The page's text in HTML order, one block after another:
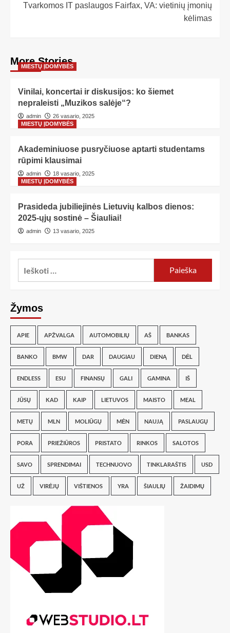
Tvarkomos IT paslaugos Fairfax, VA: vietinių įmonių
kėlimas
More Stories
MIESTŲ ĮDOMYBĖS
Vinilai, koncertai ir diskusijos: ko šiemet
nepraleisti „Muzikos salėje“?
admin
26 vasario, 2025
MIESTŲ ĮDOMYBĖS
Akademiniuose pusryčiuose aptarti studentams
rūpimi klausimai
admin
18 vasario, 2025
MIESTŲ ĮDOMYBĖS
Prasideda jubiliejinės Lietuvių kalbos dienos:
2025-ųjų sostinė – Šiauliai!
admin 13 vasario, 2025
Žymos
APIE APŽVALGA AUTOMOBILIŲ AŠ BANKAS
BANKO BMW DAR DAUGIAU DIENĄ DĖL
ENDLESS ESU FINANSŲ GALI GAMINA IŠ
JŪSŲ KAD KAIP LIETUVOS MAISTO MEAL
METŲ MLN MOLIŪGŲ MĖN NAUJĄ PASLAUGŲ
PORA PRIEŽIŪROS PRISTATO RINKOS SALOTOS
SAVO SPRENDIMAI TECHNUOVO TINKLARAŠTIS USD
UŽ VIRĖJŲ VIŠTIENOS YRA ŠIAULIŲ ŽAIDIMŲ